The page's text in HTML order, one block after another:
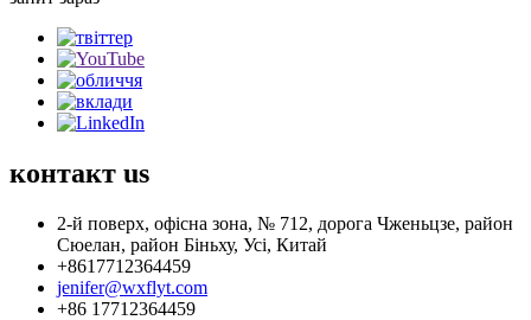
контакт us
2-й поверх, офісна зона, № 712, дорога Чженьцзе, район
Сюелан, район Біньху, Усі, Китай
+8617712364459
jenifer@wxflyt.com
+86 17712364459